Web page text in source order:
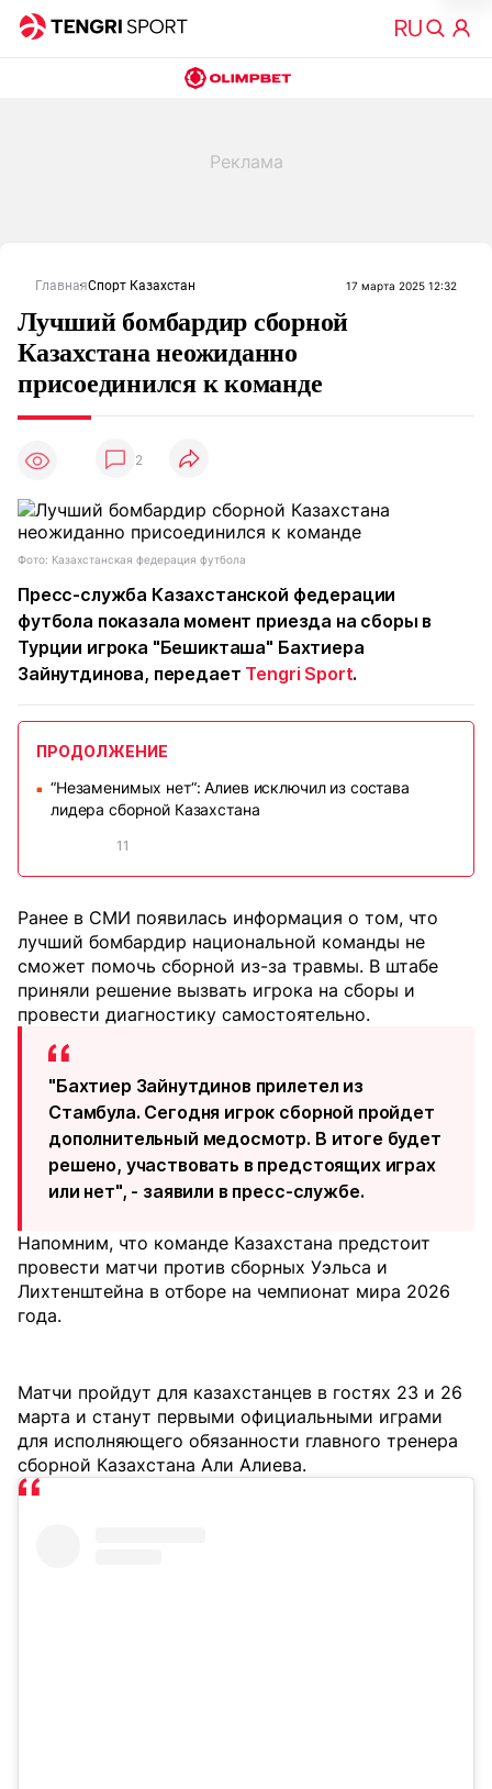
ГлавнаяСпорт Казахстан 17 марта 2025 12:32
Лучший бомбардир сборной
Казахстана неожиданно
присоединился к команде
2
Фото: Казахстанская федерация футбола
Пресс-служба Казахстанской федерации
футбола показала момент приезда на сборы в
Турции игрока "Бешикташа" Бахтиера
Зайнутдинова, передает Tengri Sport.
ПРОДОЛЖЕНИЕ
■
“Незаменимых нет“: Алиев исключил из состава
лидера сборной Казахстана
11
Ранее в СМИ появилась информация о том, что
лучший бомбардир национальной команды не
сможет помочь сборной из-за травмы. В штабе
приняли решение вызвать игрока на сборы и
провести диагностику самостоятельно.
"Бахтиер Зайнутдинов прилетел из
Стамбула. Сегодня игрок сборной пройдет
дополнительный медосмотр. В итоге будет
решено, участвовать в предстоящих играх
или нет", - заявили в пресс-службе.
Напомним, что команде Казахстана предстоит
провести матчи против сборных Уэльса и
Лихтенштейна в отборе на чемпионат мира 2026
года.
Матчи пройдут для казахстанцев в гостях 23 и 26
марта и станут первыми официальными играми
для исполняющего обязанности главного тренера
сборной Казахстана Али Алиева.